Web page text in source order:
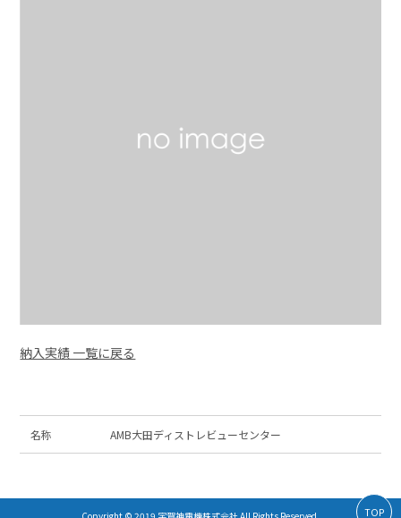
納入実績 一覧に戻る
名称 AMB大田ディストレビューセンター
TOP